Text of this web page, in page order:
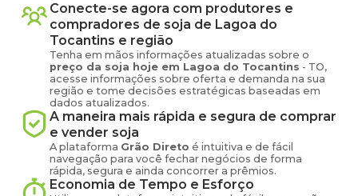
Conecte-se agora com produtores e
compradores de soja de Lagoa do
Tocantins e região
Tenha em mãos informações atualizadas sobre o
preço da soja hoje em Lagoa do Tocantins - TO,
acesse informações sobre oferta e demanda na sua
região e tome decisões estratégicas baseadas em
dados atualizados.
A maneira mais rápida e segura de comprar
e vender soja
A plataforma Grão Direto é intuitiva e de fácil
navegação para você fechar negócios de forma
rápida, segura e ainda concorrer a prêmios.
Economia de Tempo e Esforço